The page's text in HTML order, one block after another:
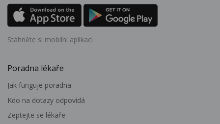
Stáhněte si mobilní aplikaci
Poradna lékaře
Jak funguje poradna
Kdo na dotazy odpovídá
Zeptejte se lékaře